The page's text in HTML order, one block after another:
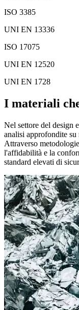
ISO 3385
UNI EN 13336
ISO 17075
UNI EN 12520
UNI EN 1728
I materiali
Nel settore del design
analisi approfondite
Attraverso
l'affidabilità e la
standard elevati di